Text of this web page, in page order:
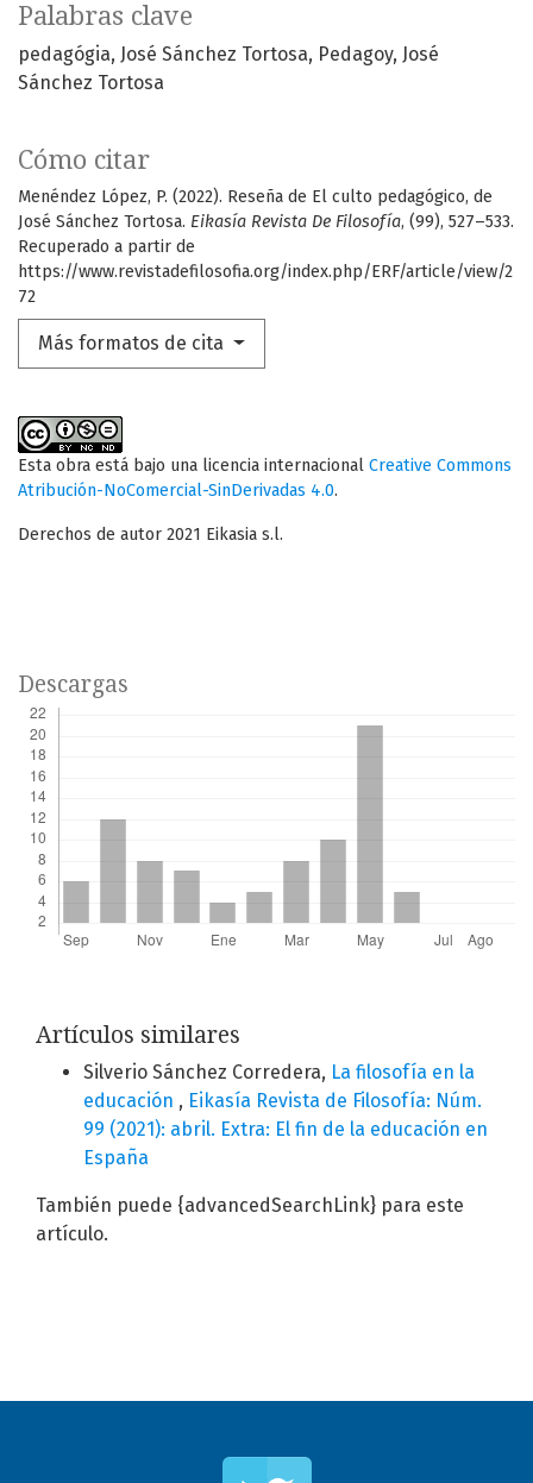
Palabras clave
pedagógia José Sánchez Tortosa Pedagoy José
Sánchez Tortosa
Cómo citar
Menéndez López, P. (2022). Reseña de El culto pedagógico, de
José Sánchez Tortosa. Eikasía Revista De Filosofía, (99), 527–533.
Recuperado a partir de
https://www.revistadefilosofia.org/index.php/ERF/article/view/2
72
Más formatos de cita
Esta obra está bajo una licencia internacional Creative Commons
Atribución-NoComercial-SinDerivadas 4.0.
Derechos de autor 2021 Eikasia s.l.
Descargas
Artículos similares
Silverio Sánchez Corredera, La filosofía en la
educación , Eikasía Revista de Filosofía: Núm.
99 (2021): abril. Extra: El fin de la educación en
España
También puede {advancedSearchLink} para este
artículo.